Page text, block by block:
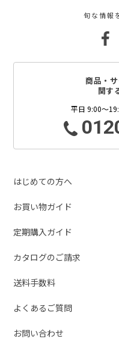
旬な情報
商品・
関す
平日 9:00～
はじめての方へ
お買い物ガイド
定期購入ガイド
カタログのご請求
送料手数料
よくあるご質問
お問い合わせ